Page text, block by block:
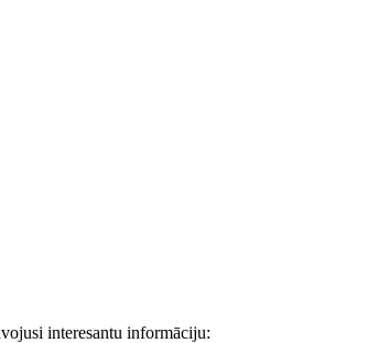
interesantu informāciju: